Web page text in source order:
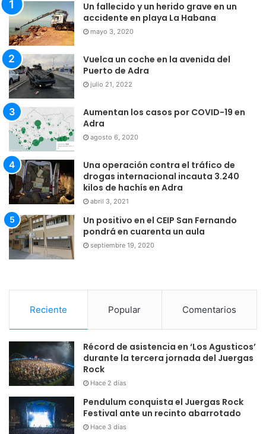
Un fallecido y un herido grave en un
accidente en playa La Habana
mayo 3, 2020
Vuelca un coche en la avenida del
Puerto de Adra
julio 21, 2022
Aumentan los casos por COVID-19 en
Adra
agosto 6, 2020
Una operación contra el tráfico de
drogas internacional incauta 3.240
kilos de hachís en Adra
abril 3, 2021
Un positivo en el CEIP San Fernando
pondrá en cuarenta un aula
septiembre 19, 2020
Reciente Popular Comentarios
Récord de asistencia en ‘Los Agusticos’
durante la tercera jornada del Juergas
Rock
Hace 2 días
Pendulum conquista el Juergas Rock
Festival ante un recinto abarrotado
Hace 3 días